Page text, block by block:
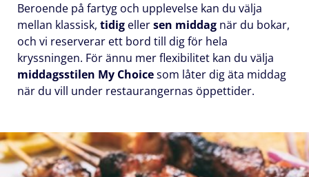
Beroende på fartyg och upplevelse kan du välja
mellan klassisk, tidig ellersen middag när du bokar,
och vi reserverar ett bord till dig för hela
kryssningen. För ännu mer flexibilitet kan du välja
middagsstilen My Choicesom låter dig äta middag
när du vill under restaurangernas öppettider.